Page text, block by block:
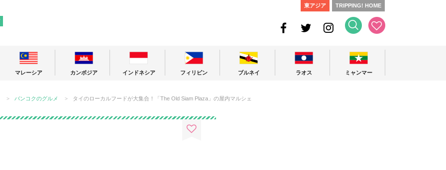
東アジア TRIPPING! HOME
マレーシア カンボジア インドネシア フィリピン ブルネイ ラオス ミャンマー
バンコクのグルメ タイのローカルフードが大集合！「The Old Siam Plaza」の屋内マルシェ